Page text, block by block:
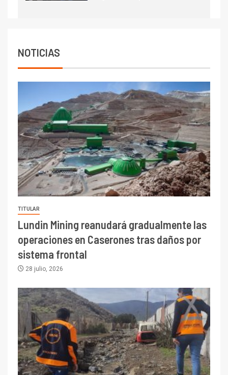
NOTICIAS
TITULAR
Lundin Mining reanudará gradualmente las
operaciones en Caserones tras daños por
sistema frontal
28 julio, 2026